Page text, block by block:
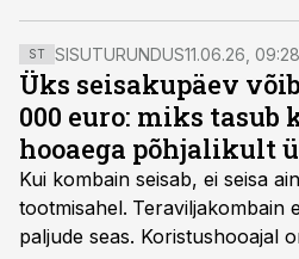
brutokasumimarginaali ning
60% võrra. Ettevõte sisenes
ning liikus sammu lähemale
mudelile.
ST SISUTURUNDUS11.06.26, 09:28
Üks seisakupäev
000 euro: miks tasub
hooaega põhjalikult
Kui kombain seisab, ei seisa
tootmisahel. Teraviljakombain
paljude seas. Koristushooajal